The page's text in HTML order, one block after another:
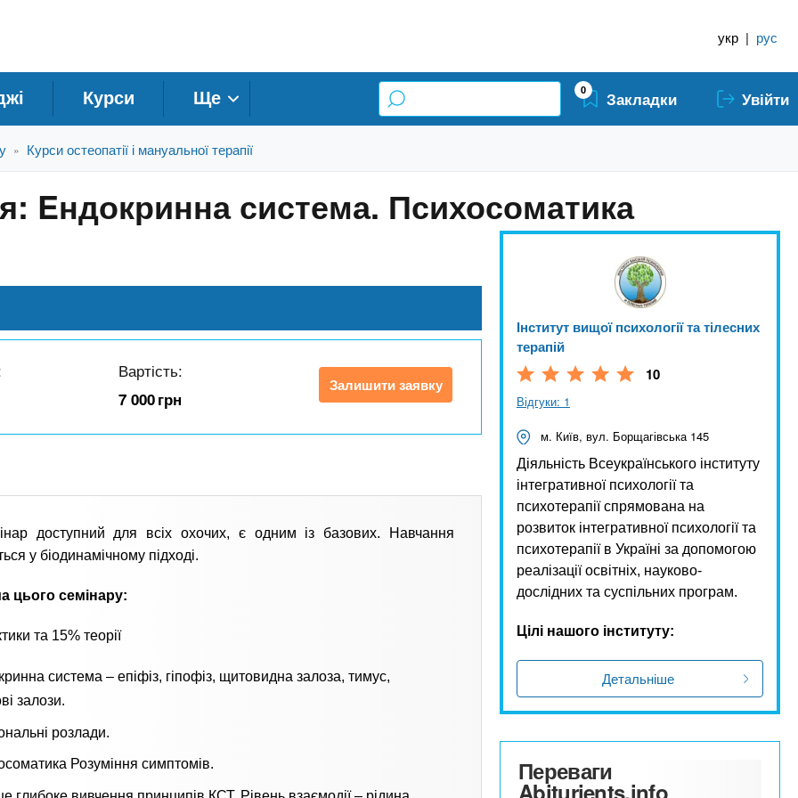
укр | рус
Курси Ще 0 Закладки Увійти
» Курси остеопатії і мануальної терапії
Eндокринна система. Психосоматика
Вартість:
7 000грн
Залишити заявку
доступний для всіх охочих, є одним із базових. Навчання
у біодинамічному підході.
цього семінару:
та 15% теорії
система – епіфіз, гіпофіз, щитовидна залоза, тимус,
залози.
розлади.
Розуміння симптомів.
Інститут вищої психології та тілесних
терапій
10
Відгуки: 1
м. Київ, вул. Борщагівська 145
Діяльність Всеукраїнського інституту
інтегративної психології та
психотерапії спрямована на
розвиток інтегративної психології та
психотерапії в Україні за допомогою
реалізації освітніх, науково-
дослідних та суспільних програм.
Цілі нашого інституту:
Детальніше
Переваги
Abiturients.info